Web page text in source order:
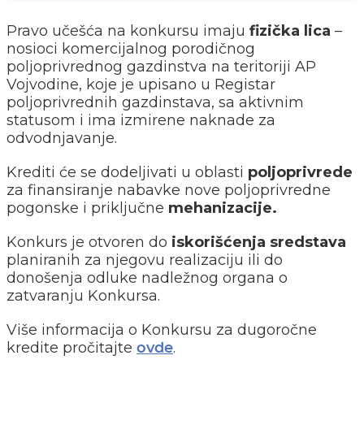
Pravo učešća na konkursu imaju fizička lica –
nosioci komercijalnog porodičnog
poljoprivrednog gazdinstva na teritoriji AP
Vojvodine, koje je upisano u Registar
poljoprivrednih gazdinstava, sa aktivnim
statusom i ima izmirene naknade za
odvodnjavanje.
Krediti će se dodeljivati u oblasti poljoprivrede
za finansiranje nabavke nove poljoprivredne
pogonske i priključne mehanizacije.
Konkurs je otvoren do iskorišćenja sredstava
planiranih za njegovu realizaciju ili do
donošenja odluke nadležnog organa o
zatvaranju Konkursa.
Više informacija o Konkursu za dugoročne
kredite pročitajte ovde.